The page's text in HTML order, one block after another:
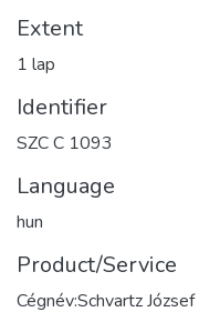
Extent
1 lap
Identifier
SZC C 1093
Language
hun
Product/Service
Cégnév:Schvartz József